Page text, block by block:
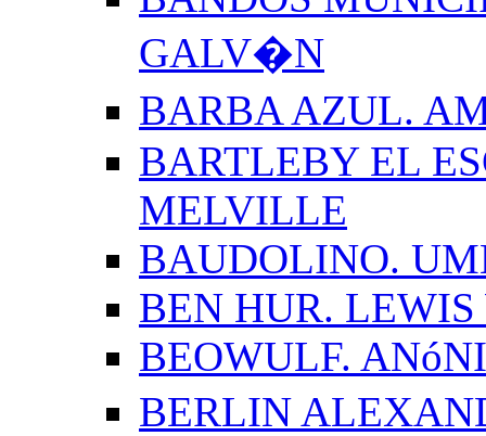
GALV�N
BARBA AZUL.
BARTLEBY EL
MELVILLE
BAUDOLINO.
BEN HUR.
BEOWULF.
BERLIN